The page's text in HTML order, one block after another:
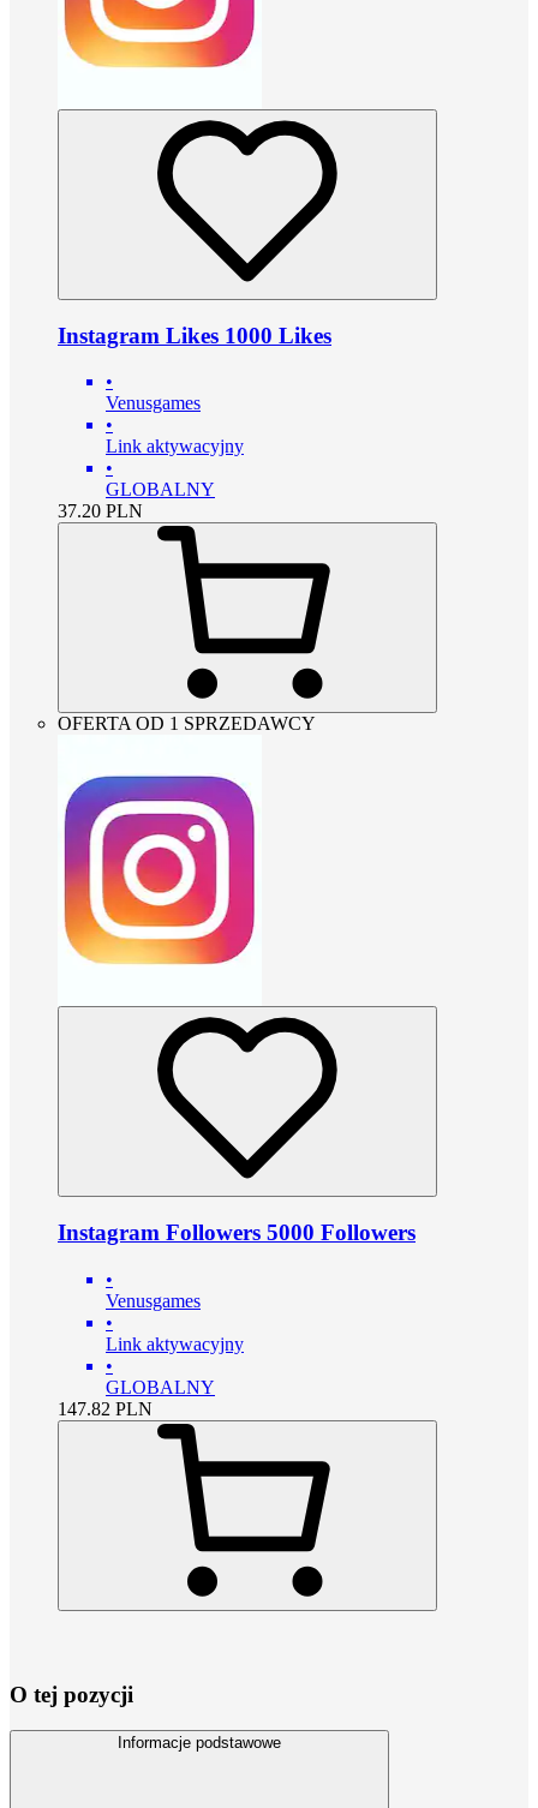
Instagram Likes 1000 Likes
•
Venusgames
•
Link aktywacyjny
•
GLOBALNY
37.20 PLN
OFERTA OD 1 SPRZEDAWCY
Instagram Followers 5000 Followers
•
Venusgames
•
Link aktywacyjny
•
GLOBALNY
147.82 PLN
O tej pozycji
Informacje podstawowe